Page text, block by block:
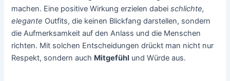
machen. Eine positive Wirkung erzielen dabeischlichte,
elegante Outfits, die keinen Blickfang darstellen, sondern
die Aufmerksamkeit auf den Anlass und die Menschen
richten. Mit solchen Entscheidungen drückt man nicht nur
Respekt, sondern auch Mitgefühl und Würde aus.